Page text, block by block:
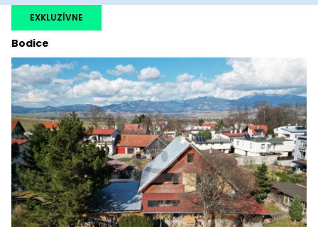
Bodice
EXKLUZÍVNE